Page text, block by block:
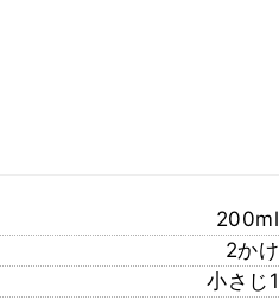
200ml
2かけ
小さじ1